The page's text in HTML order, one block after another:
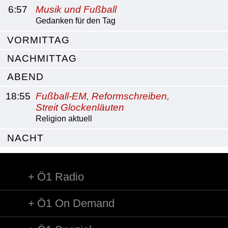
6:57
Musik und Fußball
Gedanken für den Tag
VORMITTAG
NACHMITTAG
ABEND
18:55 Fußball-EM, Reformschreiben,
Streit Glockenläuten
Religion aktuell
NACHT
Ö1 Radio
Ö1 On Demand